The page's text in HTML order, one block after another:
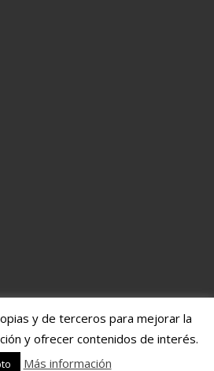
Notas de Fútbol
, un blog de fútbol
altas y bajas.
y de terceros para mejorar la
y ofrecer contenidos de interés.
Más información